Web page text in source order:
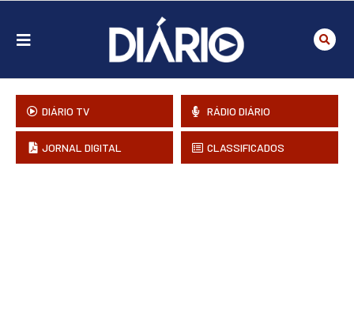
DIÁRIO TV RÁDIO DIÁRIO
JORNAL DIGITAL CLASSIFICADOS